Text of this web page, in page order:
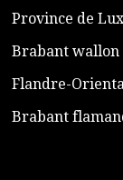
​Province de
​Brabant wallon
​Flandre-
​Brabant